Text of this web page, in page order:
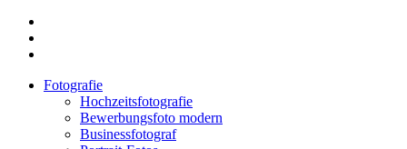
Close
Fotografie
Hochzeitsfotografie
Bewerbungsfoto modern
Businessfotograf